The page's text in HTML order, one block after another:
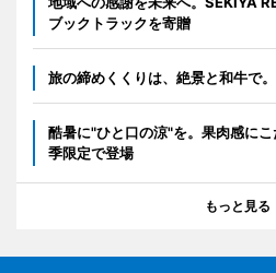
ブックトラックを寄贈
旅の締めくくりは、絶景と和牛で。
酷暑に"ひと口の涼"を。果肉感に
季限定で登場
もっと見る